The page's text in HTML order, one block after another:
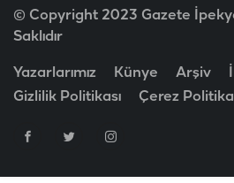
© Copyright 2023 Gazete
Saklıdır
Yazarlarımız Künye Arşiv
Gizlilik Politikası
Çerez